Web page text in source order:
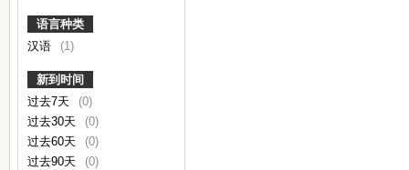
语言种类
汉语
(1)
新到时间
过去7天
(0)
过去30天
(0)
过去60天
(0)
过去90天
(0)